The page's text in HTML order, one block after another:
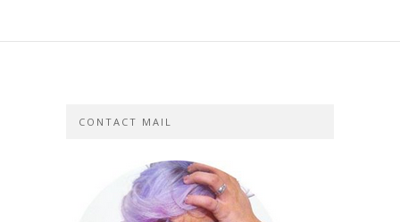
CONTACT MAIL